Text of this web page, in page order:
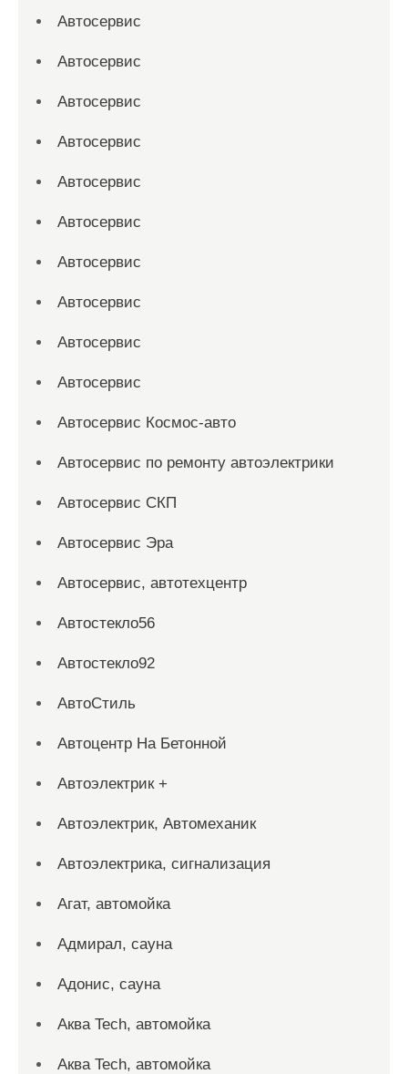
Автосервис
Автосервис
Автосервис
Автосервис
Автосервис
Автосервис
Автосервис
Автосервис
Автосервис
Автосервис
Автосервис Космос-авто
Автосервис по ремонту автоэлектрики
Автосервис СКП
Автосервис Эра
Автосервис, автотехцентр
Автостекло56
Автостекло92
АвтоСтиль
Автоцентр На Бетонной
Автоэлектрик +
Автоэлектрик, Автомеханик
Автоэлектрика, сигнализация
Агат, автомойка
Адмирал, сауна
Адонис, сауна
Аква Tech, автомойка
Аква Tech, автомойка